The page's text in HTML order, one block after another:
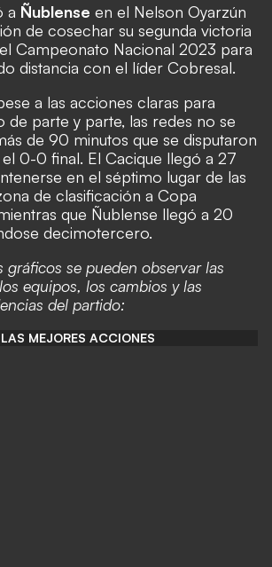
a Ñublense en el Nelson Oyarzún
ón de cosechar su segunda victoria
Campeonato Nacional 2023 para
distancia con el líder Cobresal.
a las acciones claras para
de parte y parte, las redes no se
de 90 minutos que se disputaron
0-0 final. El Cacique llegó a 27
en el séptimo lugar de las
de clasificación a Copa
que Ñublense llegó a 20
decimotercero.
gráficos se pueden observar las
equipos, los cambios y las
del partido:
LAS MEJORES ACCIONES